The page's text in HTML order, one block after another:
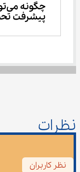
پیشرفت
نظرات
نظر کاربران